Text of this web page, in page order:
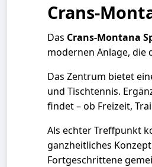
Crans-
Das Crans-Montana
modernen Anlage, die
Das Zentrum bietet
und Tischtennis.
findet – ob Freizeit,
Als echter Treffpunkt
ganzheitliches
Fortgeschrittene